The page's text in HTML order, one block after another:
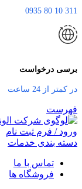
311 10 80 0935
برسی درخواست
در کمتر از 24 ساعت
فهرست
ورود / فرم ثبت نام
دسته بندی خدمات
تماس با ما
فروشگاه ها